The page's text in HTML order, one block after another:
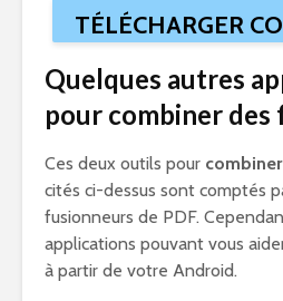
TÉLÉCHARGER
Quelques autres
pour combiner des
Ces deux outils pour
cités ci-dessus sont comptés
fusionneurs de PDF.
applications pouvant vous
à partir de votre Android.